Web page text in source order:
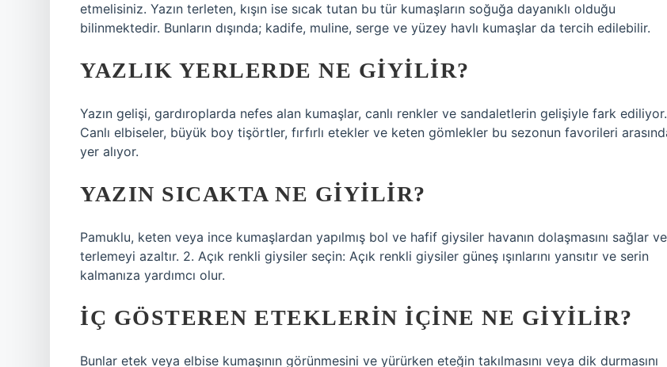
etmelisiniz. Yazın terleten, kışın ise sıcak tutan bu tür kumaşların soğuğa dayanıklı olduğu
bilinmektedir. Bunların dışında; kadife, muline, serge ve yüzey havlı kumaşlar da tercih edilebilir.
YAZLIK YERLERDE NE GIYILIR?
Yazın gelişi, gardıroplarda nefes alan kumaşlar, canlı renkler ve sandaletlerin gelişiyle fark ediliyor.
Canlı elbiseler, büyük boy tişörtler, fırfırlı etekler ve keten gömlekler bu sezonun favorileri
yer alıyor.
YAZIN SICAKTA NE GIYILIR?
Pamuklu, keten veya ince kumaşlardan yapılmış bol ve hafif giysiler havanın dolaşmasını sağlar ve
terlemeyi azaltır. 2. Açık renkli giysiler seçin: Açık renkli giysiler güneş ışınlarını yansıtır ve serin
kalmanıza yardımcı olur.
İÇ GÖSTEREN ETEKLERIN IÇINE NE GIYILIR?
Bunlar etek veya elbise kumaşının görünmesini ve yürürken eteğin takılmasını veya dik durmasını